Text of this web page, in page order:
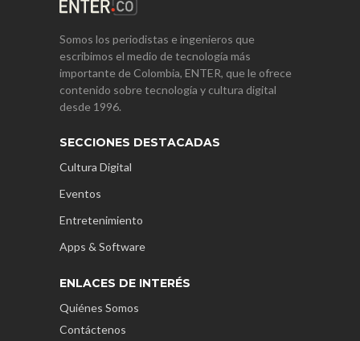
Somos los periodistas e ingenieros que
escribimos el medio de tecnología más
importante de Colombia, ENTER, que le ofrece
contenido sobre tecnología y cultura digital
desde 1996.
SECCIONES DESTACADAS
Cultura Digital
Eventos
Entretenimiento
Apps & Software
ENLACES DE INTERÉS
Quiénes Somos
Contáctenos